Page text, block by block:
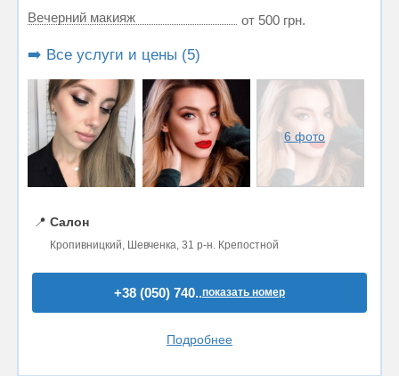
Вечерний макияж от 500 грн.
➡️ Все услуги и цены (5)
6 фото
📍 Салон
Кропивницкий, Шевченка, 31 р-н. Крепостной
+38 (050) 740..показать номер
Подробнее